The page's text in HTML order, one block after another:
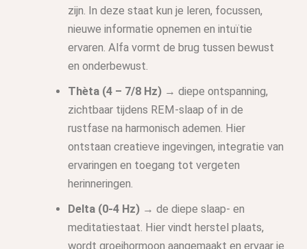
zijn. In deze staat kun je leren, focussen,
nieuwe informatie opnemen en intuïtie
ervaren. Alfa vormt de brug tussen bewust
en onderbewust.
Thèta (4 – 7/8 Hz) → diepe ontspanning,
zichtbaar tijdens REM-slaap of in de
rustfase na harmonisch ademen. Hier
ontstaan creatieve ingevingen, integratie van
ervaringen en toegang tot vergeten
herinneringen.
Delta (0-4 Hz) → de diepe slaap- en
meditatiestaat. Hier vindt herstel plaats,
wordt groeihormoon aangemaakt en ervaar je